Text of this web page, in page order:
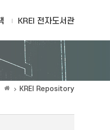
KREI 전자도서관
KREI Repository